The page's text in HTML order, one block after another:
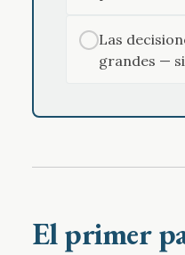
Las
grandes —
El primer